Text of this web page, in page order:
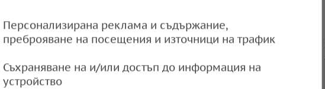
Персонализирана реклама и съдържание,
преброяване на посещения и източници на трафик
Съхраняване на и/или достъп до информация на
устройство